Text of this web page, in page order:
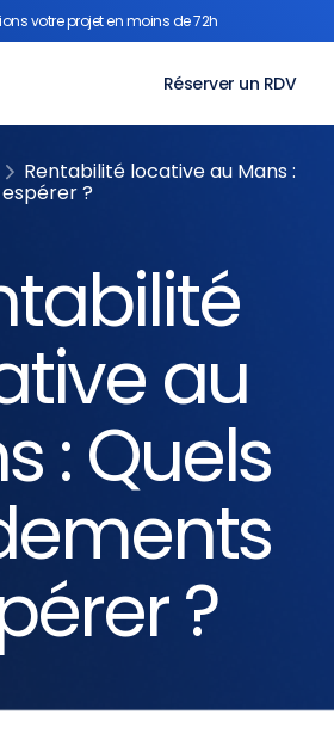
votre projet en moins de 72h
Réserver un RDV
Rentabilité locative au Mans :
?
au
: Quels
?